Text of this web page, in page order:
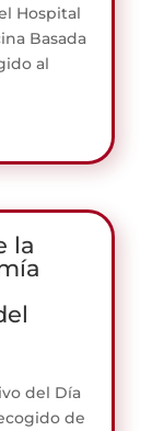
Hospital
Basada
al
la
del Día
de